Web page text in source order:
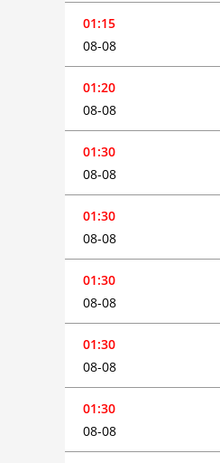
01:15
08-08
01:20
08-08
01:30
08-08
01:30
08-08
01:30
08-08
01:30
08-08
01:30
08-08